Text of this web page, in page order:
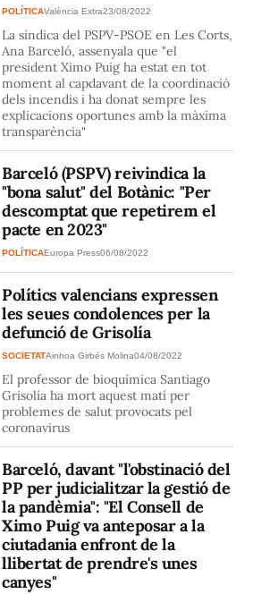
POLÍTICAValència Extra23/08/2022
La síndica del PSPV-PSOE en Les Corts,
Ana Barceló, assenyala que "el
president Ximo Puig ha estat en tot
moment al capdavant de la coordinació
dels incendis i ha donat sempre les
explicacions oportunes amb la màxima
transparència"
Barceló (PSPV) reivindica la
"bona salut" del Botànic: "Per
descomptat que repetirem el
pacte en 2023"
POLÍTICAEuropa Press06/08/2022
Polítics valencians expressen
les seues condolences per la
defunció de Grisolía
SOCIETATAinhoa Girbés Molina04/08/2022
El professor de bioquímica Santiago
Grisolía ha mort aquest matí per
problemes de salut provocats pel
coronavirus
Barceló, davant "l'obstinació del
PP per judicialitzar la gestió de
la pandèmia": "El Consell de
Ximo Puig va anteposar a la
ciutadania enfront de la
llibertat de prendre's unes
canyes"